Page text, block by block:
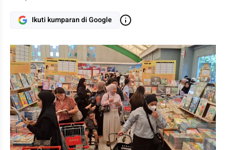
Ikuti kumparan di Google